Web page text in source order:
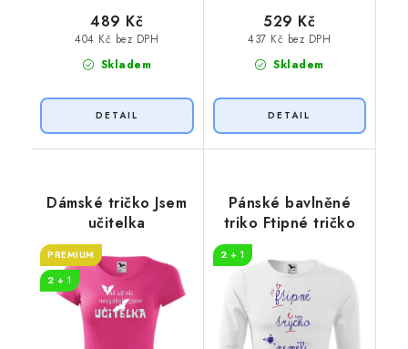
Skladem
404 Kč bez DPH
489 Kč
Skladem
437 Kč bez DPH
529 Kč
Dámské tričko Jsem
učitelka
PREMIUM
2 + 1
Pánské bavlněné
triko Ftipné tričko
2 + 1